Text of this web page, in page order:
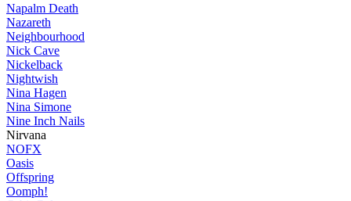
Napalm Death
Nazareth
Neighbourhood
Nick Cave
Nickelback
Nightwish
Nina Hagen
Nina Simone
Nine Inch Nails
Nirvana
NOFX
Oasis
Offspring
Oomph!